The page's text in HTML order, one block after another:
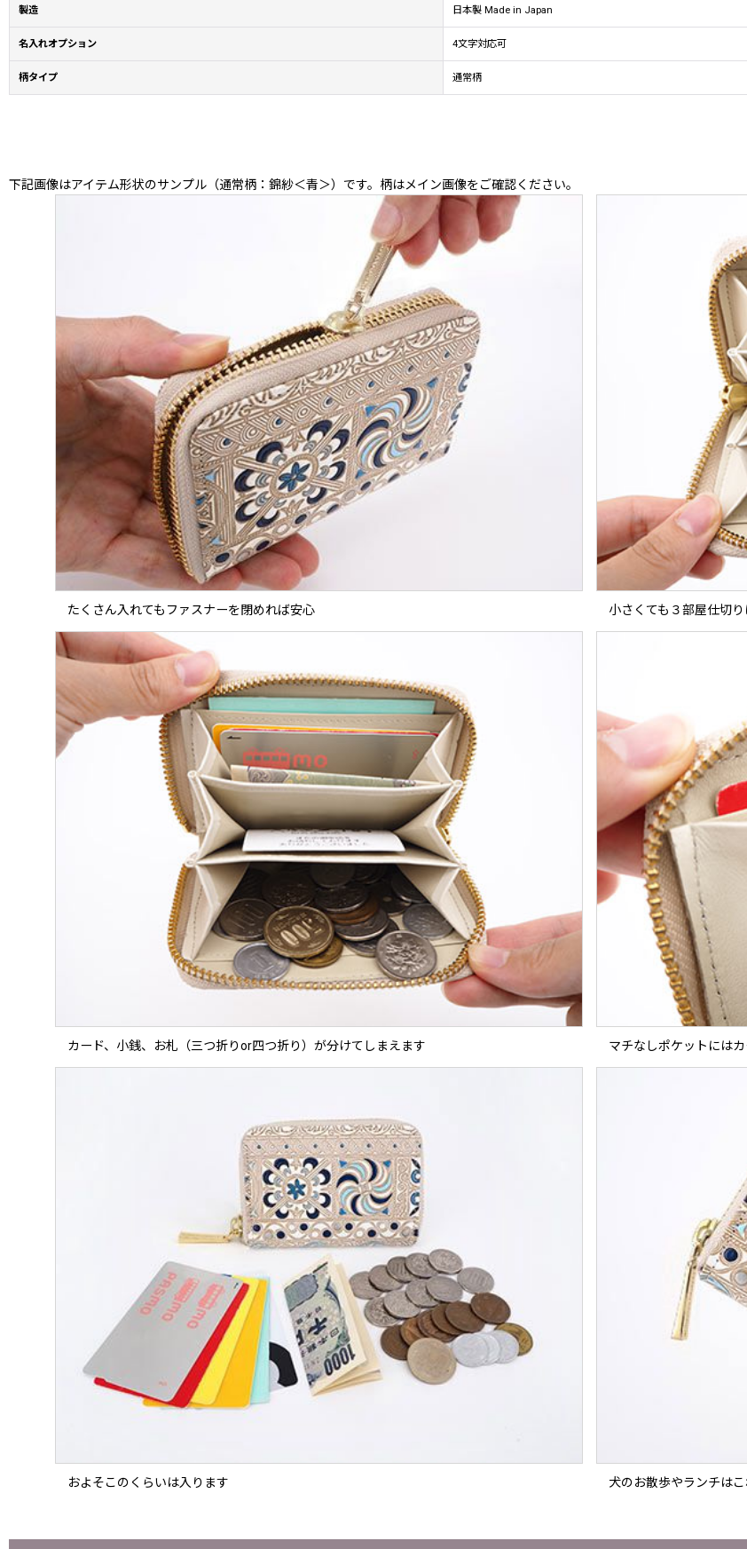
製造 日本製 Made in Japan
名入れオプション 4文字対応可
柄タイプ 通常柄
下記画像はアイテム形状のサンプル（通常柄：錦紗＜青＞）です。柄はメイン画像をご確認ください。
たくさん入れてもファスナーを閉めれば安心 小さくても３部屋仕切
カード、小銭、お札（三つ折りor四つ折り）が分けてしまえます マチなしポケットには
およそこのくらいは入ります 犬のお散歩やランチは